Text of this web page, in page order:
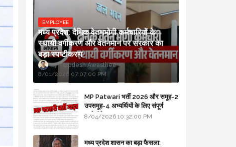
EMPLOYEE
मध्य प्रदेश: दैनिक वेतनभोगी कर्मचारियों के
स्थायी वर्गीकरण और वेतनमान पर सरकार का
बड़ा स्पष्टीकरण
Updesh Awasthee
8/01/2026 07:07:00 PM
MP Patwari भर्ती 2026 और समूह-2
उपसमूह-4 अभ्यर्थियों के लिए संपूर्ण
मार्गदर्शिका
8/04/2026 10:32:00 PM
मध्य प्रदेश शासन का बड़ा फैसला: